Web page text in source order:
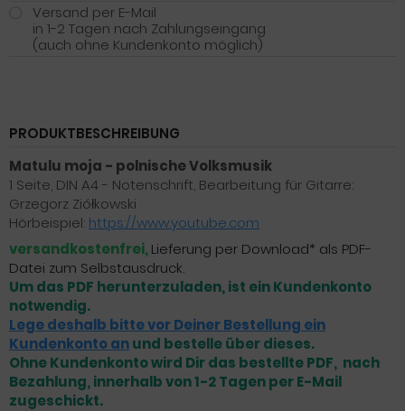
Versand per E-Mail
in 1-2 Tagen nach Zahlungseingang
(auch ohne Kundenkonto möglich)
PRODUKTBESCHREIBUNG
Matulu moja - polnische Volksmusik
1 Seite, DIN A4 - Notenschrift, Bearbeitung für Gitarre:
Grzegorz Ziółkowski
Hörbeispiel: https://www.youtube.com
versandkostenfrei,Lieferung per Download* als PDF-
Datei zum Selbstausdruck.
Um das PDF herunterzuladen, ist ein Kundenkonto
notwendig.
Lege deshalb bitte vor Deiner Bestellung ein
Kundenkonto anund bestelle über dieses.
Ohne Kundenkonto wird Dir das bestellte PDF, nach
Bezahlung, innerhalb von 1-2 Tagen per E-Mail
zugeschickt.